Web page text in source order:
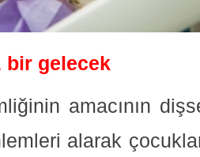
bir gelecek
amacının
alarak